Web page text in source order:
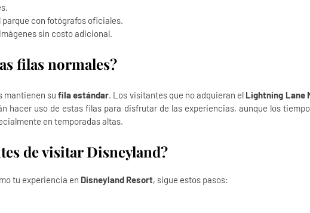
con fotógrafos oficiales.
sin costo adicional.
filas normales?
mantienen su fila estándar. Los visitantes que no adquieran el Lightning Lane
hacer uso de estas filas para disfrutar de las experiencias, aunque los
en temporadas altas.
de visitar Disneyland?
tu experiencia en Disneyland Resort, sigue estos pasos: